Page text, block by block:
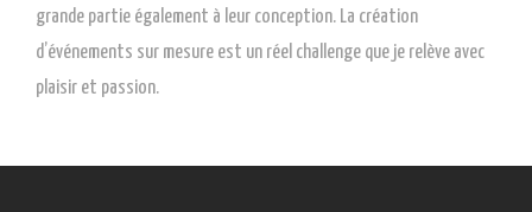
grande partie également à leur conception. La création
d’événements sur mesure est un réel challenge que je relève avec
plaisir et passion.